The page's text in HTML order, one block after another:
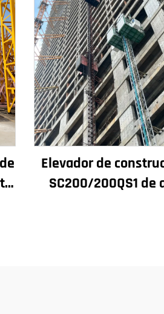
Elevador de
SC200/200QS1 de